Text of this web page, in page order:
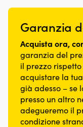
Garanzia
Acquista ora,
garanzia del
il prezzo
acquistare la
già adesso – se
presso un altro
adegueremo il
condizione